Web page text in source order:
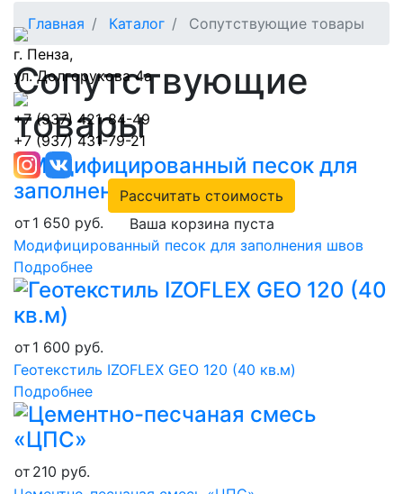
г. Пенза,
ул. Долгорукова 4а
+7 (937) 421-84-49
+7 (937) 431-79-21
Рассчитать стоимость
Ваша корзина пуста
Главная Каталог Сопутствующие товары
Сопутствующие
товары
от 1 650 руб.
Модифицированный песок для заполнения швов
Подробнее
от 1 600 руб.
Геотекстиль IZOFLEX GEO 120 (40 кв.м)
Подробнее
от 210 руб.